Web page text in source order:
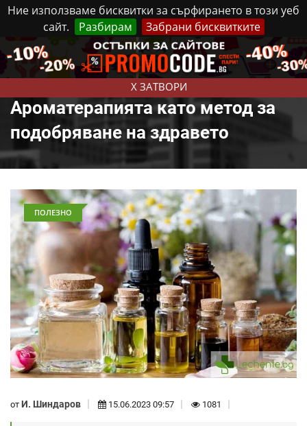
Ние използваме бисквитки за сърфирането в този уеб
сайт.
Разбирам Забрани бисквитките
X ЗАТВОРИ
Петък, 7 Август, 2026 Реклама Контакти
Ароматерапията като метод за
подобряване на здравето
ПОЛЕЗНО
от И. Шиндаров 15.06.2023 09:57 1081